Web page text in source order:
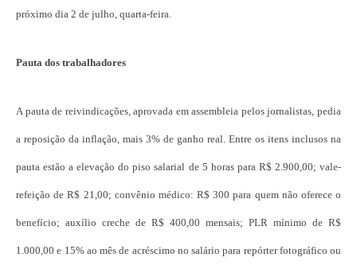
próximo dia 2 de julho, quarta-feira.
Pauta dos trabalhadores
A pauta de reivindicações, aprovada em assembleia pelos jornalistas, pedia
a reposição da inflação, mais 3% de ganho real. Entre os itens inclusos na
pauta estão a elevação do piso salarial de 5 horas para R$ 2.900,00; vale-
refeição de R$ 21,00; convênio médico: R$ 300 para quem não oferece o
benefício; auxílio creche de R$ 400,00 mensais; PLR mínimo de R$
1.000,00 e 15% ao mês de acréscimo no salário para repórter fotográfico ou